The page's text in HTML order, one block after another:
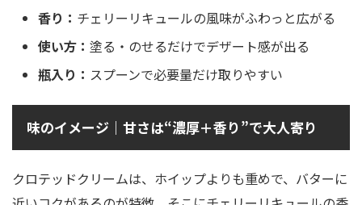
香り： チェリーリキュールの風味がふわっと広がる
使い方： 塗る・のせるだけでデザート感が出る
瓶入り： スプーンで必要量だけ取りやすい
味のイメージ｜甘さは“濃厚＋香り”で大人寄り
クロテッドクリームは、ホイップよりも重めで、バターに